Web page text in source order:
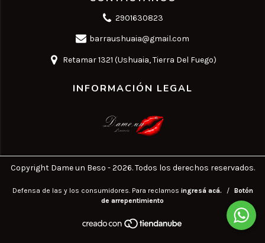
2901630823
barraushuaia@gmail.com
Retamar 1321 (Ushuaia, Tierra Del Fuego)
INFORMACIÓN LEGAL
Copyright Dame un Beso - 2026. Todos los derechos reservados.
Defensa de las y los consumidores. Para reclamos ingresá acá. /
Botón
de arrepentimiento